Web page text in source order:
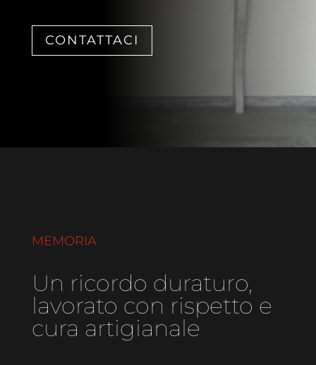
CONTATTACI
MEMORIA
Un ricordo duraturo,
lavorato con rispetto e
cura artigianale